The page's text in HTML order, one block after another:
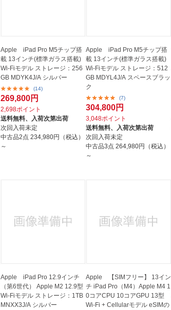
Apple iPad Pro M5チップ搭
載 13インチ(標準ガラス搭載)
Wi-Fiモデル ストレージ：256
GB MDYK4J/A シルバー
(14)
269,800円
2,698ポイント
送料無料、 入荷次第出荷
次回入荷未定
中古品2点 234,980円（税込）
～
Apple iPad Pro M5チップ搭
載 13インチ(標準ガラス搭載)
Wi-Fiモデル ストレージ：512
GB MDYL4J/A スペースブラッ
ク
(7)
304,800円
3,048ポイント
送料無料、 入荷次第出荷
次回入荷未定
中古品3点264,980円（税込）
～
Apple iPad Pro 12.9インチ
（第6世代） Apple M2 12.9型
Wi-Fiモデル ストレージ：1TB
MNXX3J/A シルバー
Apple 【SIMフリー】 13イン
チ iPad Pro（M4）Apple M4 1
0コアCPU 10コアGPU 13型
Wi-Fi + Cellularモデル eSIMの